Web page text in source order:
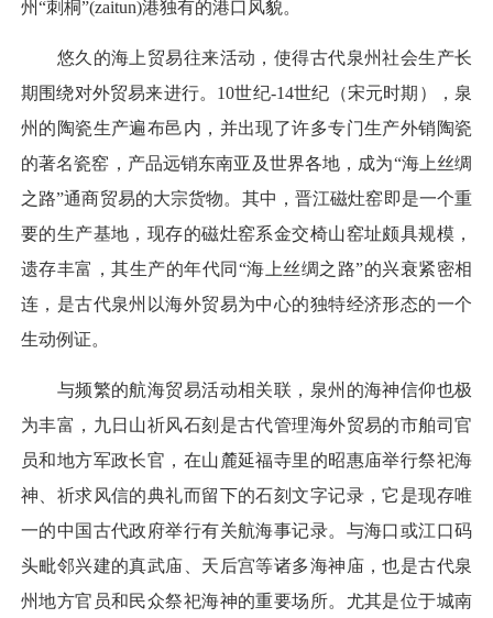
州“刺桐”(zaitun)港独有的港口风貌。
悠久的海上贸易往来活动，使得古代泉州社会生产长
期围绕对外贸易来进行。10世纪-14世纪（宋元时期），泉
州的陶瓷生产遍布邑内，并出现了许多专门生产外销陶瓷
的著名瓷窑，产品远销东南亚及世界各地，成为“海上丝绸
之路”通商贸易的大宗货物。其中，晋江磁灶窑即是一个重
要的生产基地，现存的磁灶窑系金交椅山窑址颇具规模，
遗存丰富，其生产的年代同“海上丝绸之路”的兴衰紧密相
连，是古代泉州以海外贸易为中心的独特经济形态的一个
生动例证。
与频繁的航海贸易活动相关联，泉州的海神信仰也极
为丰富，九日山祈风石刻是古代管理海外贸易的市舶司官
员和地方军政长官，在山麓延福寺里的昭惠庙举行祭祀海
神、祈求风信的典礼而留下的石刻文字记录，它是现存唯
一的中国古代政府举行有关航海事记录。与海口或江口码
头毗邻兴建的真武庙、天后宫等诸多海神庙，也是古代泉
州地方官员和民众祭祀海神的重要场所。尤其是位于城南